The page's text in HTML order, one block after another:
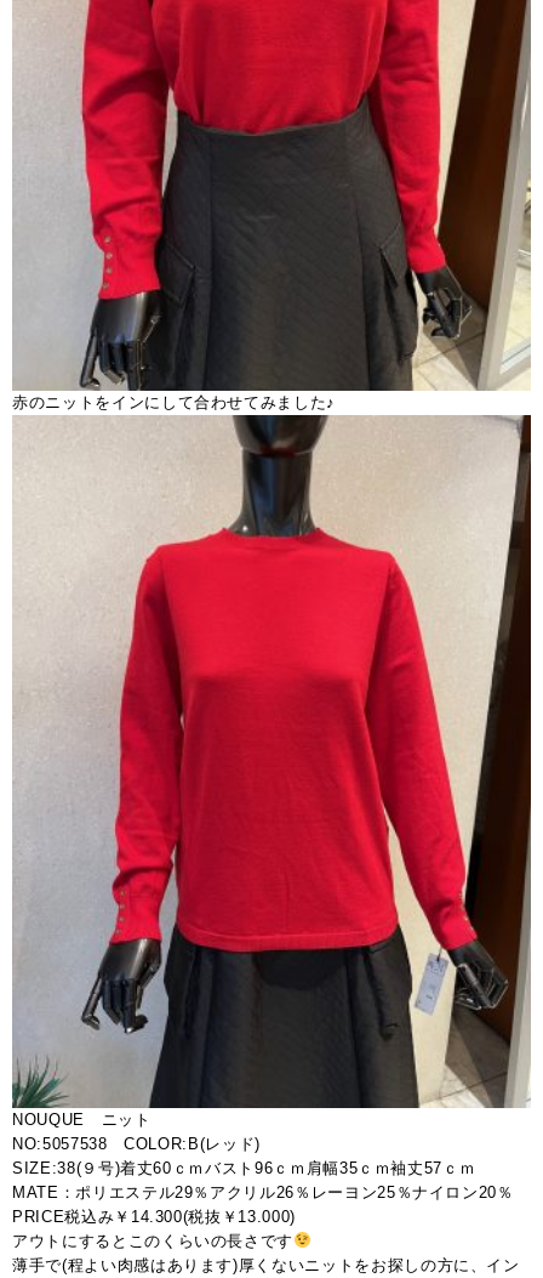
赤のニットをインにして合わせてみました♪
NOUQUE ニット
NO:5057538 COLOR:B(レッド)
SIZE:38(９号)着丈60ｃｍバスト96ｃｍ肩幅35ｃｍ袖丈57ｃｍ
MATE：ポリエステル29％アクリル26％レーヨン25％ナイロン20％
PRICE税込み￥14.300(税抜￥13.000)
アウトにするとこのくらいの長さです
薄手で(程よい肉感はあります)厚くないニットをお探しの方に、イン